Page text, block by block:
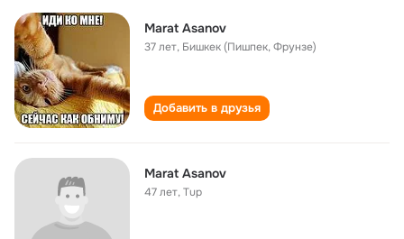
Marat Аsanov
37 лет, Бишкек (Пишпек, Фрунзе)
Добавить в друзья
Marat Asanov
47 лет,Tup